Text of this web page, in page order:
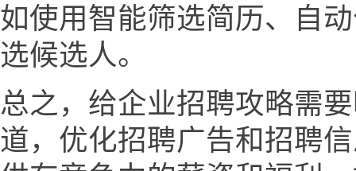
如使用智能筛选简历、自
选候选人。
总之，给企业招聘攻略需
道，优化招聘广告和招聘